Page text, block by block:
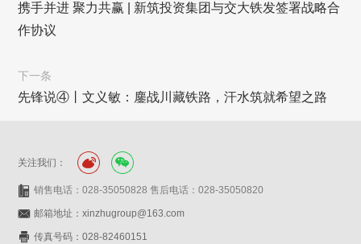
携手并进 聚力共赢 | 新筑投资集团与交大铁发签署战略合
作协议
下一条
先锋说④丨文义敏：鏖战川藏铁路，汗水筑就希望之路
关注我们：
销售电话：028-35050828 售后电话：028-35050820
邮箱地址：xinzhugroup@163.com
传真号码：028-82460151